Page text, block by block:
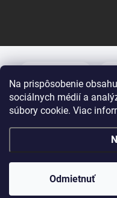
Na prispôsobenie
sociálnych médií a
súbory cookie. Viac
Odmietnuť
Copyright 2026Cukrárske